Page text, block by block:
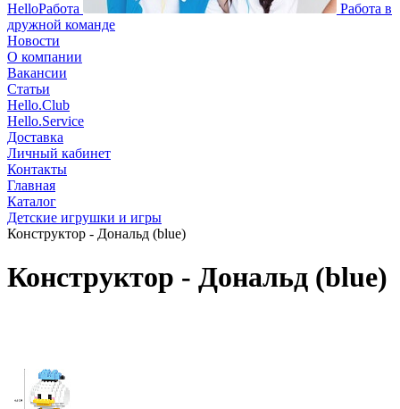
HelloРабота
Работа в
дружной команде
Новости
О компании
Вакансии
Статьи
Hello.Club
Hello.Service
Доставка
Личный кабинет
Контакты
Главная
Каталог
Детские игрушки и игры
Конструктор - Дональд (blue)
Конструктор - Дональд (blue)